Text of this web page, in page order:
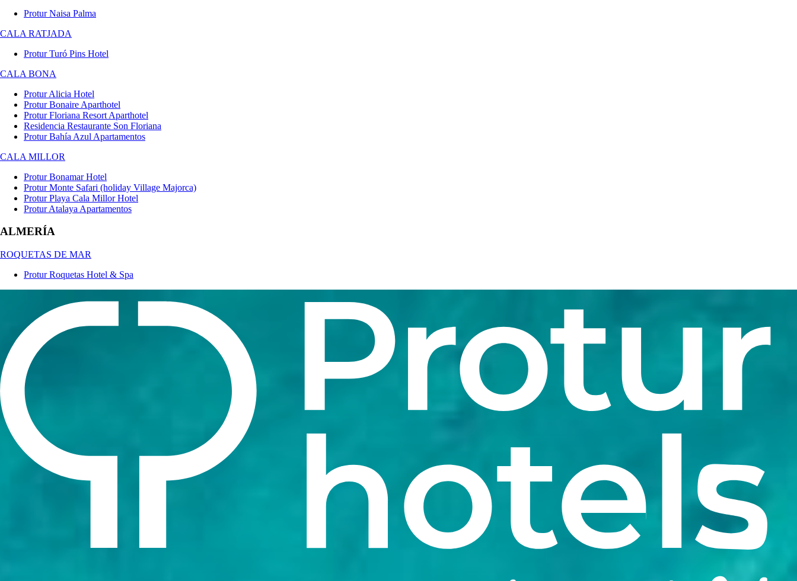
Protur Naisa Palma
CALA RATJADA
Protur Turó Pins Hotel
CALA BONA
Protur Alicia Hotel
Protur Bonaire Aparthotel
Protur Floriana Resort Aparthotel
Residencia Restaurante Son Floriana
Protur Bahía Azul Apartamentos
CALA MILLOR
Protur Bonamar Hotel
Protur Monte Safari (holiday Village Majorca)
Protur Playa Cala Millor Hotel
Protur Atalaya Apartamentos
ALMERÍA
ROQUETAS DE MAR
Protur Roquetas Hotel & Spa